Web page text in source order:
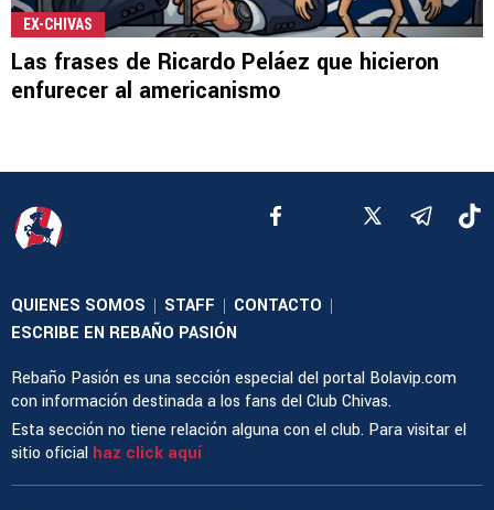
EX-CHIVAS
Las frases de Ricardo Peláez que hicieron
enfurecer al americanismo
QUIENES SOMOS | STAFF | CONTACTO |
ESCRIBE EN REBAÑO PASIÓN
Rebaño Pasión es una sección especial del portal Bolavip.com
con información destinada a los fans del Club Chivas.
Esta sección no tiene relación alguna con el club. Para visitar el
sitio oficial haz click aquí